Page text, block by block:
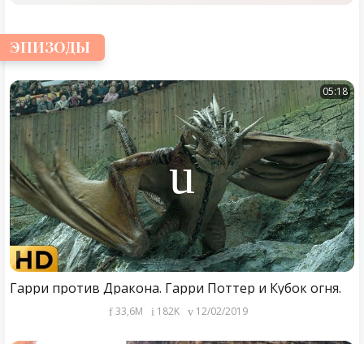
ЭПИЗОДЫ
05:18
Гарри против Дракона. Гарри Поттер и Кубок огня.
33,6M 182K 12/02/2019